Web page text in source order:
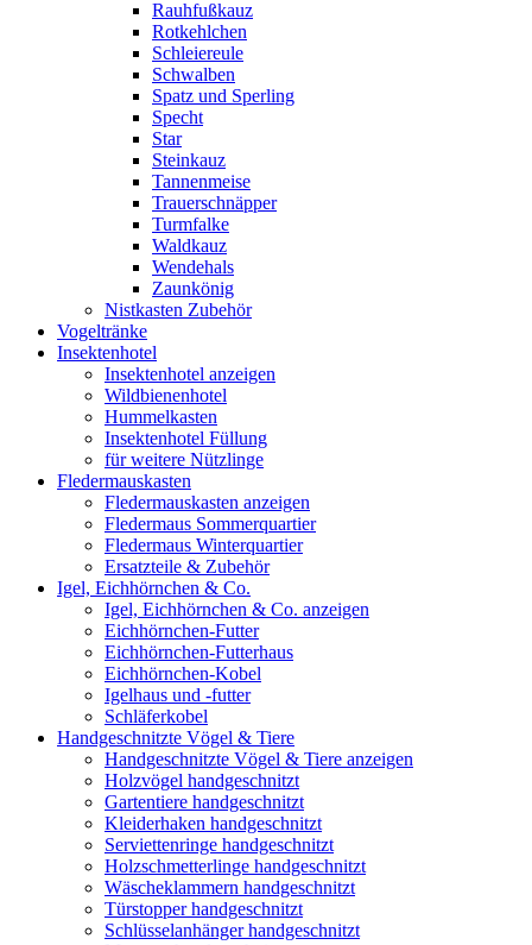
Rauhfußkauz
Rotkehlchen
Schleiereule
Schwalben
Spatz und Sperling
Specht
Star
Steinkauz
Tannenmeise
Trauerschnäpper
Turmfalke
Waldkauz
Wendehals
Zaunkönig
Nistkasten Zubehör
Vogeltränke
Insektenhotel
Insektenhotel anzeigen
Wildbienenhotel
Hummelkasten
Insektenhotel Füllung
für weitere Nützlinge
Fledermauskasten
Fledermauskasten anzeigen
Fledermaus Sommerquartier
Fledermaus Winterquartier
Ersatzteile & Zubehör
Igel, Eichhörnchen & Co.
Igel, Eichhörnchen & Co. anzeigen
Eichhörnchen-Futter
Eichhörnchen-Futterhaus
Eichhörnchen-Kobel
Igelhaus und -futter
Schläferkobel
Handgeschnitzte Vögel & Tiere
Handgeschnitzte Vögel & Tiere anzeigen
Holzvögel handgeschnitzt
Gartentiere handgeschnitzt
Kleiderhaken handgeschnitzt
Serviettenringe handgeschnitzt
Holzschmetterlinge handgeschnitzt
Wäscheklammern handgeschnitzt
Türstopper handgeschnitzt
Schlüsselanhänger handgeschnitzt